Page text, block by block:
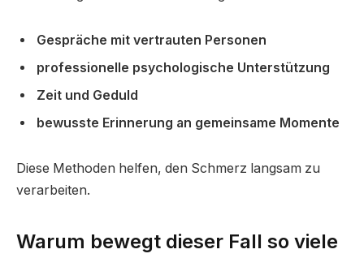
Gespräche mit vertrauten Personen
professionelle psychologische Unterstützung
Zeit und Geduld
bewusste Erinnerung an gemeinsame Momente
Diese Methoden helfen, den Schmerz langsam zu
verarbeiten.
Warum bewegt dieser Fall so viele